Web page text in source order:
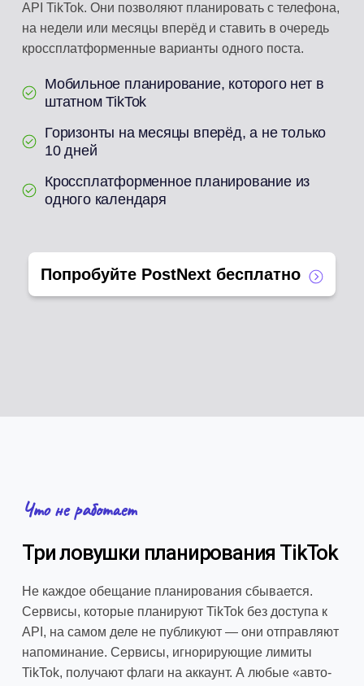
API TikTok. Они позволяют планировать с телефона,
на недели или месяцы вперёд и ставить в очередь
кроссплатформенные варианты одного поста.
Мобильное планирование, которого нет в
штатном TikTok
Горизонты на месяцы вперёд, а не только
10 дней
Кроссплатформенное планирование из
одного календаря
Попробуйте PostNext бесплатно
Что не работает
Три ловушки планирования TikTok
Не каждое обещание планирования сбывается.
Сервисы, которые планируют TikTok без доступа к
API, на самом деле не публикуют — они отправляют
напоминание. Сервисы, игнорирующие лимиты
TikTok, получают флаги на аккаунт. А любые «авто-